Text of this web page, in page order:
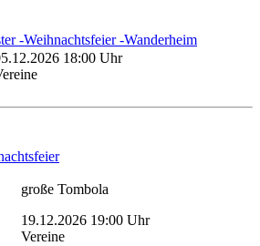
-Weihnachtsfeier -Wanderheim
18:00 Uhr
große Tombola
19.12.2026 19:00 Uhr
Vereine